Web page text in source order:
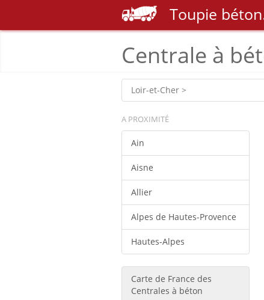
Toupie béton
Centrale à
Loir-et-Cher >
A PROXIMITÉ
Ain
Aisne
Allier
Alpes de Hautes-Provence
Hautes-Alpes
Carte de France des
Centrales à béton